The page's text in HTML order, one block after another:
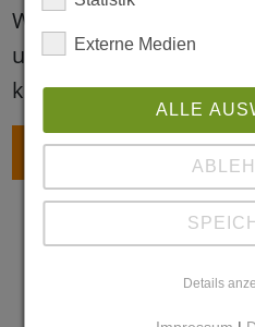
Wir freuen uns auf alle,
unserer Kita haben und
kennenlernen möchten!
ZURÜCK
Externe Medien
ALLE
Details